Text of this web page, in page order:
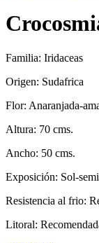
Familia: Iridaceas
Origen: Sudafrica
Flor: Anaranjada-
Altura: 70 cms.
Ancho: 50 cms.
Exposición: Sol-
Resistencia al frio:
Litoral: